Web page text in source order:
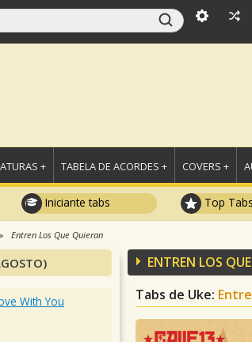
+ TABELA DE ACORDES + COVERS +
Iniciante tabs Top
Entren Los Que Quieran
ENTREN LOS
Tabs de Uke:
With You